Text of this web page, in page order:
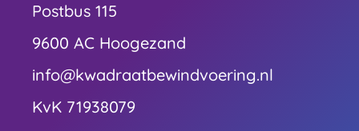
Postbus 115
9600 AC Hoogezand
info@kwadraatbewindvoering.nl
KvK 71938079